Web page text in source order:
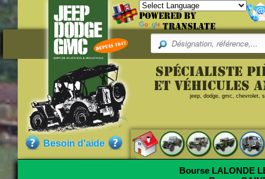
Powered by
Translate
Besoin d'aide
Spécialiste
et véhicules
jeep, dodge, gmc, chevrolet,
Bourse LALONDE
Merci de remplir le
E-mail :
Commentaire (Max 500
Référence
10405002_904
Qualité :NEUFPièce neuve de fabrication